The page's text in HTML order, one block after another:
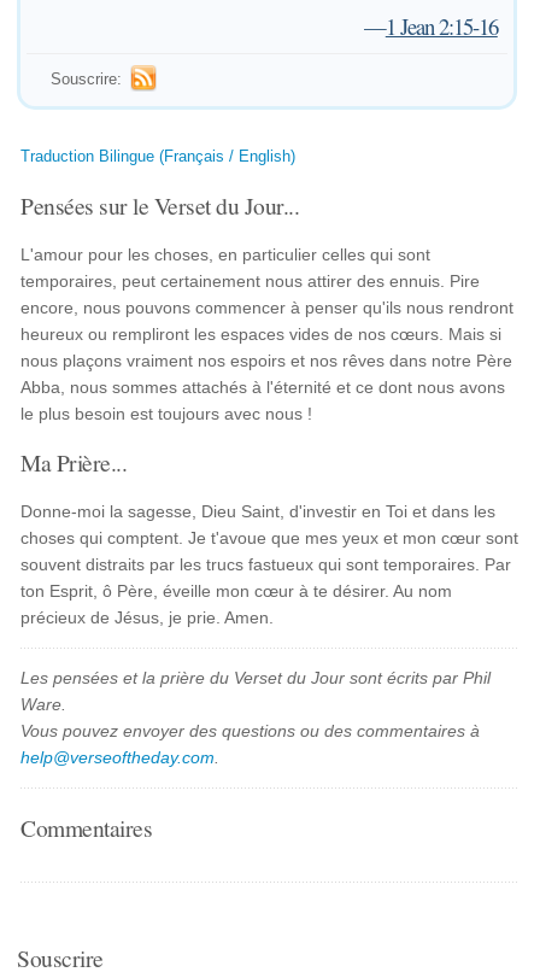
—1 Jean 2:15-16
Souscrire:
Traduction Bilingue (Français / English)
Pensées sur le Verset du Jour...
L'amour pour les choses, en particulier celles qui sont
temporaires, peut certainement nous attirer des ennuis. Pire
encore, nous pouvons commencer à penser qu'ils nous rendront
heureux ou rempliront les espaces vides de nos cœurs. Mais si
nous plaçons vraiment nos espoirs et nos rêves dans notre Père
Abba, nous sommes attachés à l'éternité et ce dont nous avons
le plus besoin est toujours avec nous !
Ma Prière...
Donne-moi la sagesse, Dieu Saint, d'investir en Toi et dans les
choses qui comptent. Je t'avoue que mes yeux et mon cœur sont
souvent distraits par les trucs fastueux qui sont temporaires. Par
ton Esprit, ô Père, éveille mon cœur à te désirer. Au nom
précieux de Jésus, je prie. Amen.
Les pensées et la prière du Verset du Jour sont écrits par Phil
Ware.
Vous pouvez envoyer des questions ou des commentaires à
help@verseoftheday.com
Commentaires
Souscrire